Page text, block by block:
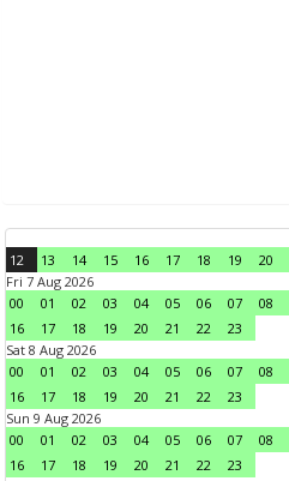
12 13 14 15 16 17 18 19 20
Fri 7 Aug 2026
00
01 02 03 04 05 06 07 08
16
17 18 19 20 21 22
23
Sat 8 Aug 2026
00
01 02 03 04 05 06 07 08
16
17 18 19 20 21 22
23
Sun 9 Aug 2026
00
01 02 03 04 05 06 07 08
16
17 18 19 20 21 22
23